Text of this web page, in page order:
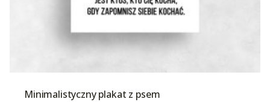
Minimalistyczny plakat z psem